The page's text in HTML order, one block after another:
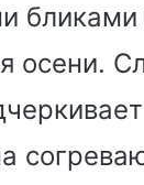
бликами
осени.